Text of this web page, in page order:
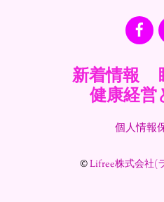
新着情報
健康経営
個人情報
©Lifree株式会社(